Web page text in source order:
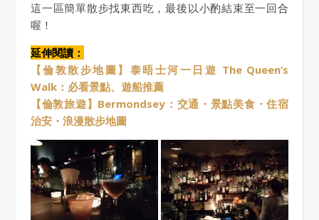
這一區簡單散步找東西吃，最後以小酌結束至一回合
喔！
延伸閱讀：
【倫敦散步地圖】泰晤士河一日遊 The Queen’s
Walk：必看景點、遊船推薦
【倫敦旅遊】Bermondsey：交通・景點美食・住宿
治安・浪漫散步地圖